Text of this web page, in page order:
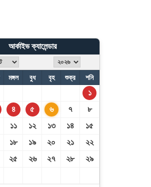
আর্কাইভ ক্যালেন্ডার
মঙ্গল বুধ বৃহ শুক্র শনি
১
৪ ৫ ৬ ৭
৮
১১ ১২ ১৩ ১৪
১৫
১৮ ১৯ ২০ ২১
২২
২৫ ২৬ ২৭ ২৮
২৯